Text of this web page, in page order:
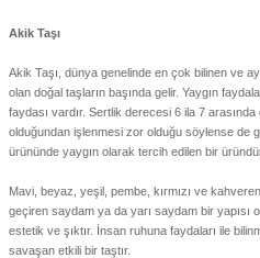
Akik Taşı
Akik Taşı, dünya genelinde en çok bilinen ve
olan doğal taşların başında gelir. Yaygın
faydası vardır. Sertlik derecesi 6 ila 7
olduğundan işlenmesi zor olduğu söylense de
ürününde yaygın olarak tercih edilen bir
Mavi, beyaz, yeşil, pembe, kırmızı ve
geçiren saydam ya da yarı saydam bir yapısı
estetik ve şıktır. İnsan ruhuna faydaları ile
savaşan etkili bir taştır.